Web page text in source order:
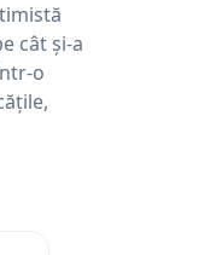
cât și-a
o